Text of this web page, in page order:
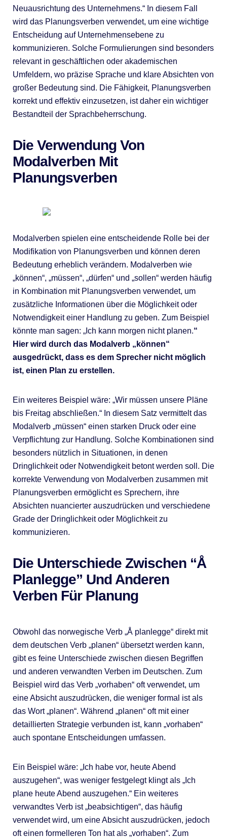
Neuausrichtung des Unternehmens.“ In diesem Fall
wird das Planungsverben verwendet, um eine wichtige
Entscheidung auf Unternehmensebene zu
kommunizieren. Solche Formulierungen sind besonders
relevant in geschäftlichen oder akademischen
Umfeldern, wo präzise Sprache und klare Absichten von
großer Bedeutung sind. Die Fähigkeit, Planungsverben
korrekt und effektiv einzusetzen, ist daher ein wichtiger
Bestandteil der Sprachbeherrschung.
Die Verwendung Von
Modalverben Mit
Planungsverben
Modalverben spielen eine entscheidende Rolle bei der
Modifikation von Planungsverben und können deren
Bedeutung erheblich verändern. Modalverben wie
„können“, „müssen“, „dürfen“ und „sollen“ werden häufig
in Kombination mit Planungsverben verwendet, um
zusätzliche Informationen über die Möglichkeit oder
Notwendigkeit einer Handlung zu geben. Zum Beispiel
könnte man sagen: „Ich kann morgen nicht planen.“
Hier wird durch das Modalverb „können“
ausgedrückt, dass es dem Sprecher nicht möglich
ist, einen Plan zu erstellen.
Ein weiteres Beispiel wäre: „Wir müssen unsere Pläne
bis Freitag abschließen.“ In diesem Satz vermittelt das
Modalverb „müssen“ einen starken Druck oder eine
Verpflichtung zur Handlung. Solche Kombinationen sind
besonders nützlich in Situationen, in denen
Dringlichkeit oder Notwendigkeit betont werden soll. Die
korrekte Verwendung von Modalverben zusammen mit
Planungsverben ermöglicht es Sprechern, ihre
Absichten nuancierter auszudrücken und verschiedene
Grade der Dringlichkeit oder Möglichkeit zu
kommunizieren.
Die Unterschiede Zwischen “Å
Planlegge” Und Anderen
Verben Für Planung
Obwohl das norwegische Verb „Å planlegge“ direkt mit
dem deutschen Verb „planen“ übersetzt werden kann,
gibt es feine Unterschiede zwischen diesen Begriffen
und anderen verwandten Verben im Deutschen. Zum
Beispiel wird das Verb „vorhaben“ oft verwendet, um
eine Absicht auszudrücken, die weniger formal ist als
das Wort „planen“. Während „planen“ oft mit einer
detaillierten Strategie verbunden ist, kann „vorhaben“
auch spontane Entscheidungen umfassen.
Ein Beispiel wäre: „Ich habe vor, heute Abend
auszugehen“, was weniger festgelegt klingt als „Ich
plane heute Abend auszugehen.“ Ein weiteres
verwandtes Verb ist „beabsichtigen“, das häufig
verwendet wird, um eine Absicht auszudrücken, jedoch
oft einen formelleren Ton hat als „vorhaben“. Zum